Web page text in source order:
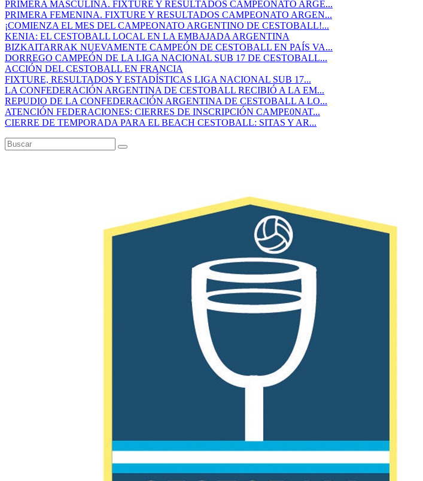
PRIMERA MASCULINA. FIXTURE Y RESULTADOS CAMPEONATO ARGE...
PRIMERA FEMENINA. FIXTURE Y RESULTADOS CAMPEONATO ARGEN...
¡COMIENZA EL MES DEL CAMPEONATO ARGENTINO DE CESTOBALL!...
KENIA: EL CESTOBALL LOCAL EN LA EMBAJADA ARGENTINA
BIZKAITARRAK NUEVAMENTE CAMPEÓN DE CESTOBALL EN PAÍS VA...
DORREGO CAMPEÓN DE LA LIGA NACIONAL SUB 17 DE CESTOBALL...
ACCIÓN DEL CESTOBALL EN FRANCIA
FIXTURE, RESULTADOS Y ESTADÍSTICAS LIGA NACIONAL SUB 17...
LA CONFEDERACIÓN ARGENTINA DE CESTOBALL RECIBIÓ A LA EM...
REPUDIO DE LA CONFEDERACIÓN ARGENTINA DE CESTOBALL A LO...
ATENCIÓN FEDERACIONES: CIERRES DE INSCRIPCIÓN CAMPE0NAT...
CIERRE DE TEMPORADA PARA EL BEACH CESTOBALL: SITAS Y AR...